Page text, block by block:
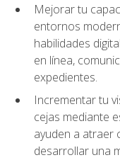
Mejorar tu
entornos
habilidades
en línea,
expedientes.
Incrementar tu
cejas mediante
ayuden a atraer
desarrollar una